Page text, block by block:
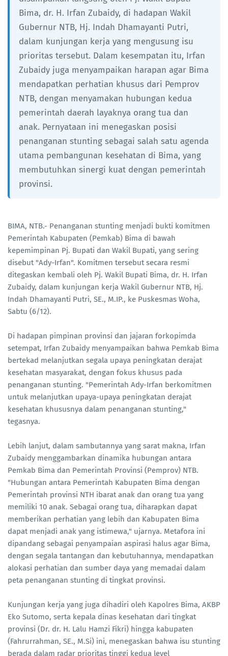
Bima, dr. H. Irfan Zubaidy, di hadapan Wakil
Gubernur NTB, Hj. Indah Dhamayanti Putri,
dalam kunjungan kerja yang mengusung isu
prioritas tersebut. Dalam kesempatan itu, Irfan
Zubaidy juga menyampaikan harapan agar Bima
mendapatkan perhatian khusus dari Pemprov
NTB, dengan menyamakan hubungan kedua
pemerintah daerah layaknya orang tua dan
anak. Pernyataan ini menegaskan posisi
penanganan stunting sebagai salah satu agenda
utama pembangunan kesehatan di Bima, yang
membutuhkan sinergi kuat dengan pemerintah
provinsi.
BIMA, NTB.- Penanganan stunting menjadi bukti komitmen
Pemerintah Kabupaten (Pemkab) Bima di bawah
kepemimpinan Pj. Bupati dan Wakil Bupati, yang sering
disebut "Ady-Irfan". Komitmen tersebut secara resmi
ditegaskan kembali oleh Pj. Wakil Bupati Bima, dr. H. Irfan
Zubaidy, dalam kunjungan kerja Wakil Gubernur NTB, Hj.
Indah Dhamayanti Putri, SE., M.IP., ke Puskesmas Woha,
Sabtu (6/12).
Di hadapan pimpinan provinsi dan jajaran forkopimda
setempat, Irfan Zubaidy menyampaikan bahwa Pemkab Bima
bertekad melanjutkan segala upaya peningkatan derajat
kesehatan masyarakat, dengan fokus khusus pada
penanganan stunting. "Pemerintah Ady-Irfan berkomitmen
untuk melanjutkan upaya-upaya peningkatan derajat
kesehatan khususnya dalam penanganan stunting,"
tegasnya.
Lebih lanjut, dalam sambutannya yang sarat makna, Irfan
Zubaidy menggambarkan dinamika hubungan antara
Pemkab Bima dan Pemerintah Provinsi (Pemprov) NTB.
"Hubungan antara Pemerintah Kabupaten Bima dengan
Pemerintah provinsi NTH ibarat anak dan orang tua yang
memiliki 10 anak. Sebagai orang tua, diharapkan dapat
memberikan perhatian yang lebih dan Kabupaten Bima
dapat menjadi anak yang istimewa," ujarnya. Metafora ini
dipandang sebagai penyampaian aspirasi halus agar Bima,
dengan segala tantangan dan kebutuhannya, mendapatkan
alokasi perhatian dan sumber daya yang memadai dalam
peta penanganan stunting di tingkat provinsi.
Kunjungan kerja yang juga dihadiri oleh Kapolres Bima, AKBP
Eko Sutomo, serta kepala dinas kesehatan dari tingkat
provinsi (Dr. dr. H. Lalu Hamzi Fikri) hingga kabupaten
(Fahrurrahman, SE., M.Si) ini, menegaskan bahwa isu stunting
berada dalam radar prioritas tinggi kedua level